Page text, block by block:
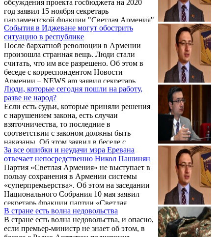
обсуждения проекта госбюджета на 2020
год заявил 15 ноября секретарь
парламентской фракции "Светлая Армения"
Геворг Горгисян, коснувшись
предполагаемых расходов в сфере
образования.
События в Иджеване могут обострить
ситуацию в республике
После бархатной революции в Армении
произошла странная вещь. Люди стали
считать, что им все разрешено. Об этом в
беседе с корреспондентом Новости
Армении – NEWS.am заявил секретарь
парламентской фракции партии «Светлая
Армения» Геворк Горгисян, комментируя
ситуацию в Иджеване.
Люди, которые сегодня пошли на работу,
разве не народ?
Если есть судьи, которые приняли решения
с нарушением закона, есть случаи
взяточничества, то последние в
соответствии с законом должны быть
наказаны. Об этом заявил в беседе с
журналистами 20 мая депутат от партии
«Светлая Армения» Геворк Горгисян.
За все ошибки и неудачи мэра Еревана
отвечает непосредственно Никол Пашинян
Партия «Светлая Армения» не выступает в
пользу сохранения в Армении системы
«суперпремьерства». Об этом на заседании
Национального Собрания 10 мая заявил
секретарь фракции партии «Светлая
Армения» Геворк Горгисян.
В стране есть волна недовольства
В стране есть волна недовольства, и опасно,
если премьер-министр не знает об этом, в